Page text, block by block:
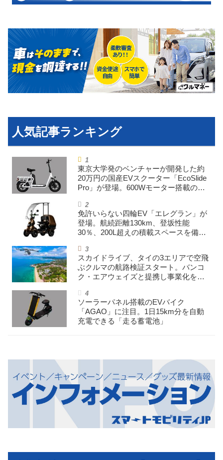
運営会社
利用規約
プライバシーポリシー
お問い合せ
広告掲載について
東京大学発のベンチャーが開発した約
20万円の国産EVスクーター「EcoSlide
Pro」が登場。600Wモーター搭載のハ
免許いらない四輪EV「エレグラン」が
登場。航続距離130km、登坂性能
30％、200L超えの積載スペースを備え
スカイドライブ、タイの3エリアで空飛
ぶクルマの航路検証スタート。バンコ
ク・エアウェイズと提携し事業化を目
ソーラーパネル搭載のEVバイク
「AGAO」に注目。1日15km分を自動
充電できる「走る蓄電池」